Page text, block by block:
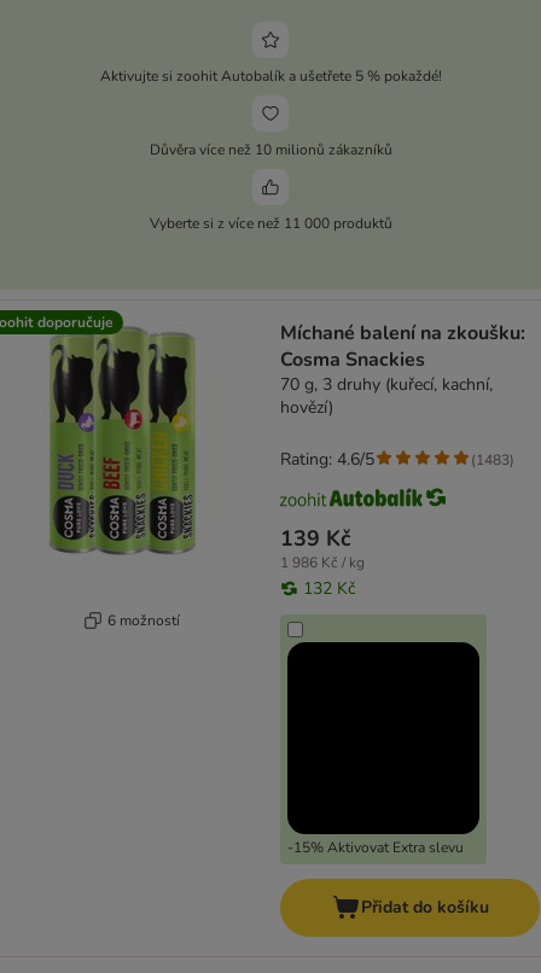
Aktivujte si zoohit Autobalík a ušetřete 5 % pokaždé!
Důvěra více než 10 milionů zákazníků
Vyberte si z více než 11 000 produktů
doporučuje
6 možností
Míchané balení na zkoušku:
Cosma Snackies
70 g, 3 druhy (kuřecí, kachní,
hovězí)
139 Kč
1 986 Kč / kg
132 Kč
-15% Aktivovat Extra slevu
Rating: 4.6/5 (1483)
Přidat do košíku